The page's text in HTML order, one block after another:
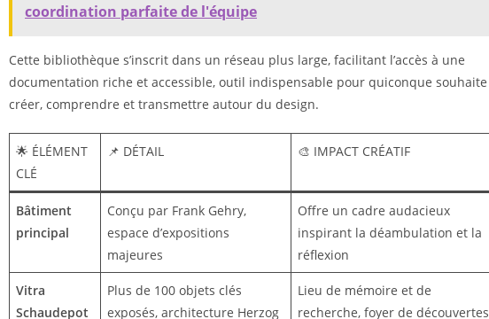
coordination parfaite de l'équipe
Cette bibliothèque s’inscrit dans un réseau plus large, facilitant l’accès à une
documentation riche et accessible, outil indispensable pour quiconque souhaite
créer, comprendre et transmettre autour du design.
🌟 ÉLÉMENT
CLÉ
📌 DÉTAIL 🎨 IMPACT CRÉATIF
Bâtiment
principal
Conçu par Frank Gehry,
espace d’expositions
majeures
Offre un cadre audacieux
inspirant la déambulation et la
réflexion
Vitra
Schaudepot
Plus de 100 objets clés
exposés, architecture Herzog
Lieu de mémoire et de
recherche, foyer de découvertes